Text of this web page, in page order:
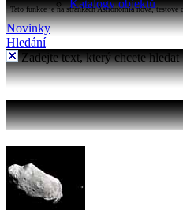
Katalogy objektů
Tato funkce je na stránkách Astronomia nová,
Novinky
Hledání
Zadejte text, který chcete hledat